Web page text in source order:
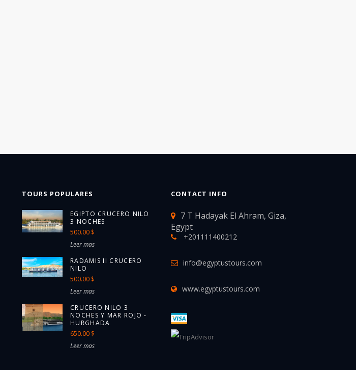
TOURS POPULARES
EGIPTO CRUCERO NILO
3 NOCHES
500.00 $
Leer mas
RADAMIS II CRUCERO
NILO
500.00 $
Leer mas
CRUCERO NILO 3
NOCHES Y MAR ROJO -
HURGHADA
650.00 $
Leer mas
CONTACT INFO
7 T Hadayak El Ahram, Giza,
Egypt
+201111400212
info@egyptustours.com
www.egyptustours.com